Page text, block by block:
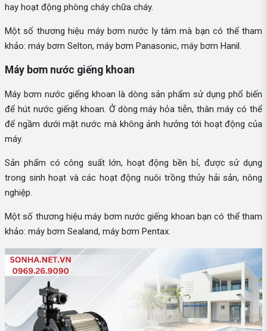
hay hoạt động phòng cháy chữa cháy.
Một số thương hiệu máy bơm nước ly tâm mà bạn có thể tham
khảo: máy bơm Selton, máy bơm Panasonic, máy bơm Hanil.
Máy bơm nước giếng khoan
Máy bơm nước giếng khoan là dòng sản phẩm sử dụng phổ biến
để hút nước giếng khoan. Ở dòng máy hỏa tiễn, thân máy có thể
để ngầm dưới mặt nước mà không ảnh hưởng tới hoạt động của
máy.
Sản phẩm có công suất lớn, hoạt động bền bỉ, được sử dụng
trong sinh hoạt và các hoạt động nuôi trồng thủy hải sản, nông
nghiệp.
Một số thương hiệu máy bơm nước giếng khoan bạn có thể tham
khảo: máy bơm Sealand, máy bơm Pentax.